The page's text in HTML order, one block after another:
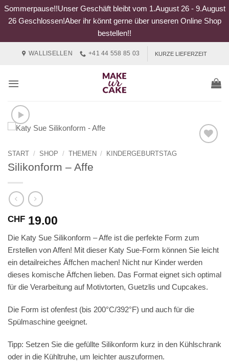
Sommerpause!!Unser Geschäft bleibt vom 1.August 26 - 9.August
26 Geschlossen!Aber ihr könnt gerne über unseren Online Shop
bestellen!!
WALLISELLEN +41 44 558 85 03 KURZE LIEFERZEIT
START / SHOP / THEMEN / KINDERGEBURTSTAG
Silikonform – Affe
CHF 19.00
Die Katy Sue Silikonform – Affe ist die perfekte Form zum
Erstellen von Affen! Mit dieser Katy Sue-Form können Sie leicht
ein detailreiches Äffchen machen! Nicht nur Kinder werden
dieses komische Äffchen lieben. Das Format eignet sich optimal
für die Verarbeitung auf Motivtorten, Guetzlis und Cupcakes.
Die Form ist ofenfest (bis 200°C/392°F) und auch für die
Spülmaschine geeignet.
Tipp: Setzen Sie die gefüllte Silikonform kurz in den Kühlschrank
oder in die Kühltruhe, um leichter auszuformen.